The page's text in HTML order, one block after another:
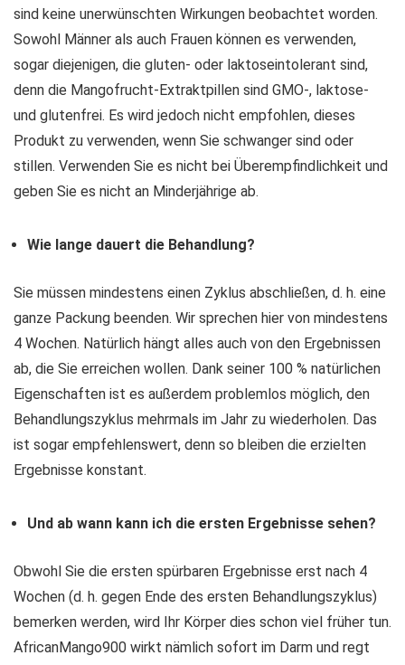
sind keine unerwünschten Wirkungen beobachtet worden.
Sowohl Männer als auch Frauen können es verwenden,
sogar diejenigen, die gluten- oder laktoseintolerant sind,
denn die Mangofrucht-Extraktpillen sind GMO-, laktose-
und glutenfrei. Es wird jedoch nicht empfohlen, dieses
Produkt zu verwenden, wenn Sie schwanger sind oder
stillen. Verwenden Sie es nicht bei Überempfindlichkeit und
geben Sie es nicht an Minderjährige ab.
Wie lange dauert die Behandlung?
Sie müssen mindestens einen Zyklus abschließen, d. h. eine
ganze Packung beenden. Wir sprechen hier von mindestens
4 Wochen. Natürlich hängt alles auch von den Ergebnissen
ab, die Sie erreichen wollen. Dank seiner 100 % natürlichen
Eigenschaften ist es außerdem problemlos möglich, den
Behandlungszyklus mehrmals im Jahr zu wiederholen. Das
ist sogar empfehlenswert, denn so bleiben die erzielten
Ergebnisse konstant.
Und ab wann kann ich die ersten Ergebnisse sehen?
Obwohl Sie die ersten spürbaren Ergebnisse erst nach 4
Wochen (d. h. gegen Ende des ersten Behandlungszyklus)
bemerken werden, wird Ihr Körper dies schon viel früher tun.
AfricanMango900 wirkt nämlich sofort im Darm und regt